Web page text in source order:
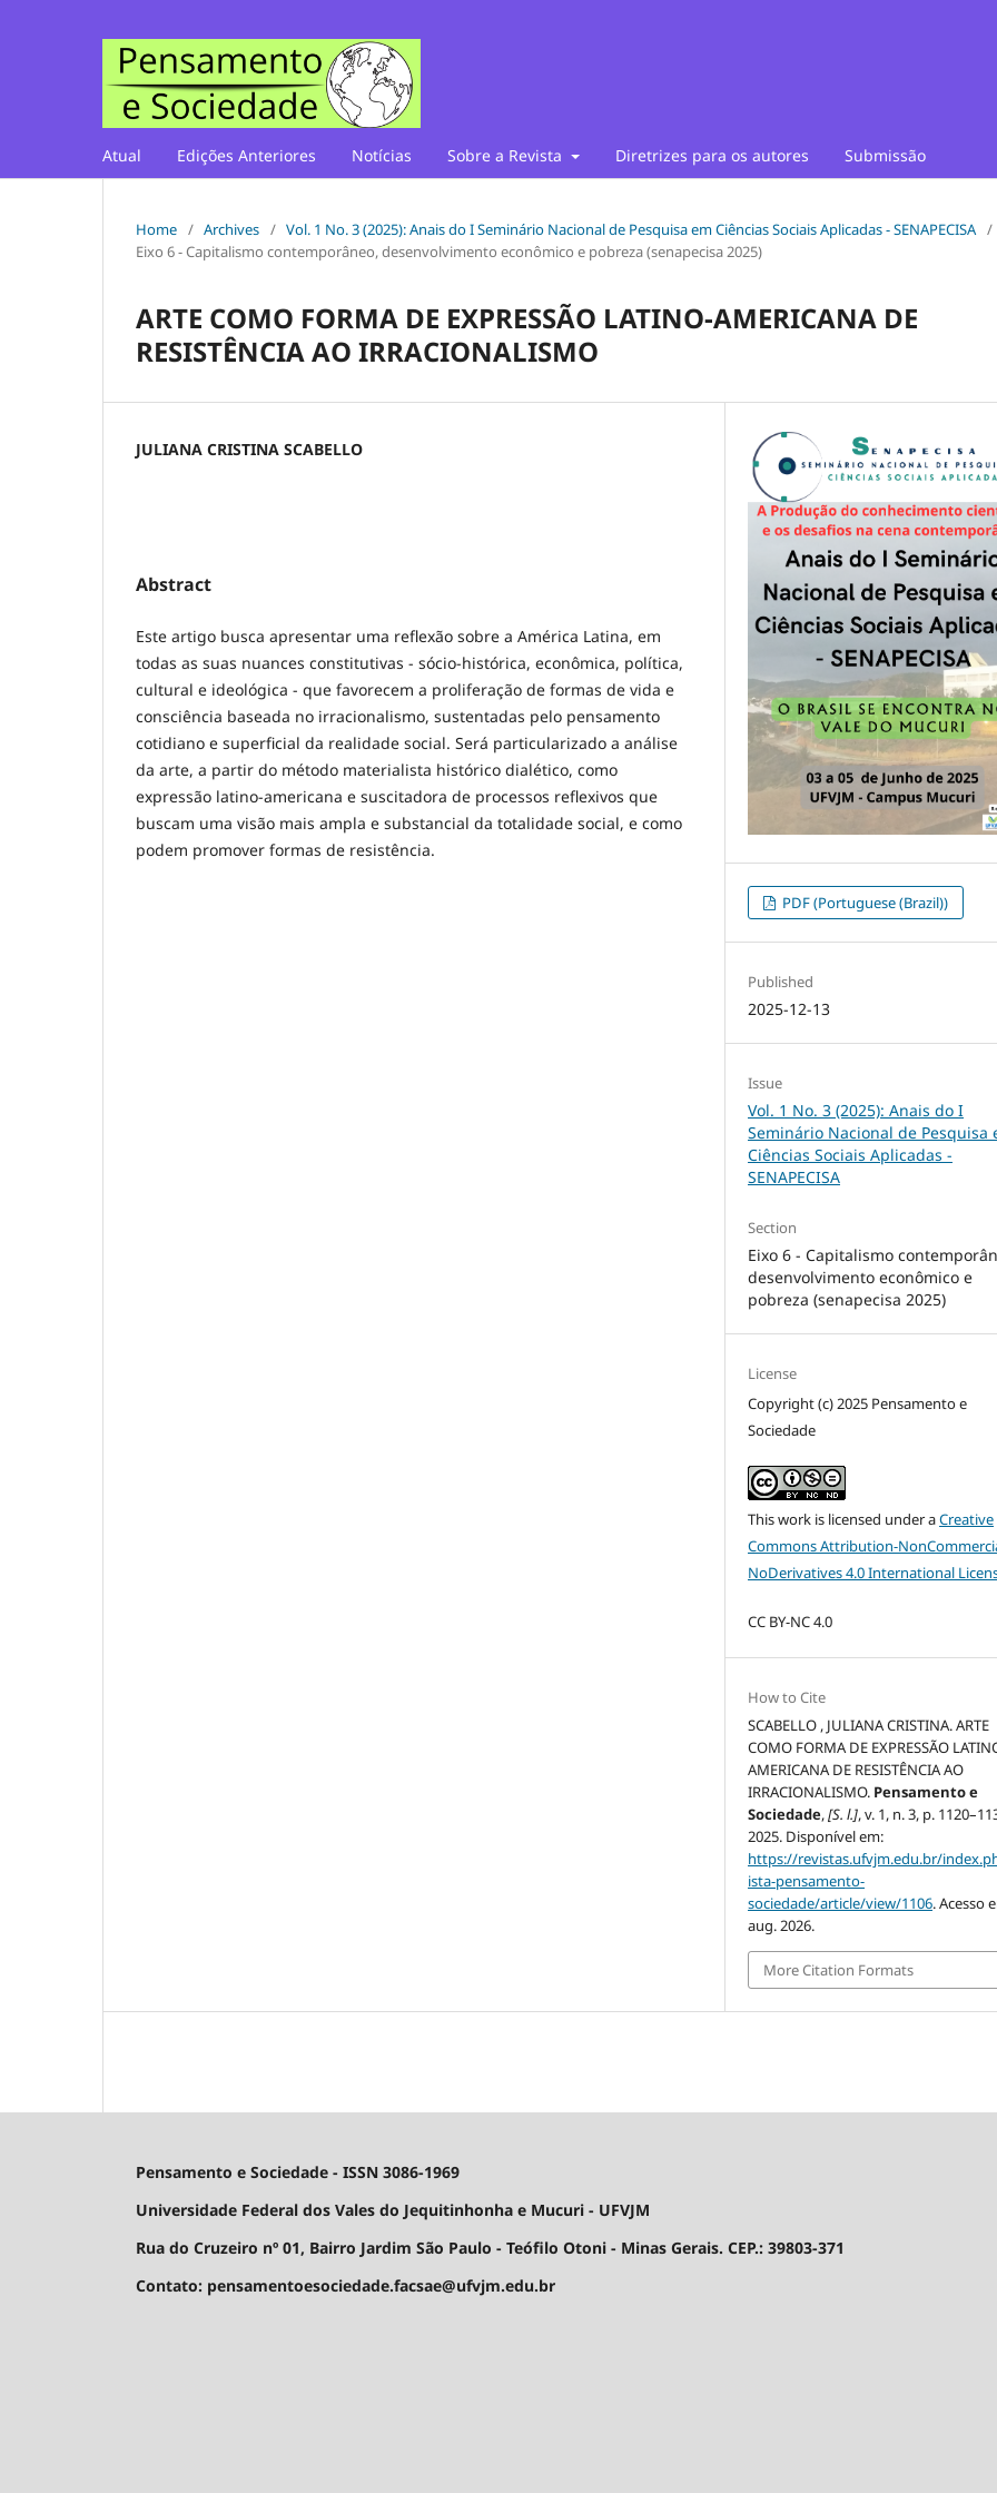
Atual Edições Anteriores Notícias Sobre a Revista Diretrizes para os autores Submissão
Home / Archives / Vol. 1 No. 3 (2025): Anais do I Seminário Nacional de Pesquisa em Ciências Sociais Aplicadas - SENAPECISA /
Eixo 6 - Capitalismo contemporâneo, desenvolvimento econômico e pobreza (senapecisa 2025)
ARTE COMO FORMA DE EXPRESSÃO LATINO-AMERICANA DE
RESISTÊNCIA AO IRRACIONALISMO
JULIANA CRISTINA SCABELLO
Abstract
Este artigo busca apresentar uma reflexão sobre a América Latina, em
todas as suas nuances constitutivas - sócio-histórica, econômica, política,
cultural e ideológica - que favorecem a proliferação de formas de vida e
consciência baseada no irracionalismo, sustentadas pelo pensamento
cotidiano e superficial da realidade social. Será particularizado a análise
da arte, a partir do método materialista histórico dialético, como
expressão latino-americana e suscitadora de processos reflexivos que
buscam uma visão mais ampla e substancial da totalidade social, e como
podem promover formas de resistência.
PDF (Portuguese (Brazil))
Published
2025-12-13
Issue
Vol. 1 No. 3 (2025): Anais do I
Seminário Nacional de Pesquisa
Ciências Sociais Aplicadas -
SENAPECISA
Section
Eixo 6 - Capitalismo
desenvolvimento econômico e
pobreza (senapecisa 2025)
License
Copyright (c) 2025 Pensamento e
Sociedade
This work is licensed under aCreative
Commons Attribution-
NoDerivatives 4.0 International
CC BY-NC 4.0
How to Cite
SCABELLO , JULIANA CRISTINA. ARTE
COMO FORMA DE EXPRESSÃO
AMERICANA DE RESISTÊNCIA AO
IRRACIONALISMO. Pensamento e
Sociedade,[S. l.], v. 1, n. 3, p.
2025. Disponível em:
https://revistas.ufvjm.edu.br/
ista-pensamento-
sociedade/article/view/1106. Acesso
aug. 2026.
More Citation Formats
Pensamento e Sociedade - ISSN 3086-1969
Universidade Federal dos Vales do Jequitinhonha e Mucuri - UFVJM
Rua do Cruzeiro nº 01, Bairro Jardim São Paulo - Teófilo Otoni - Minas Gerais. CEP.: 39803-371
Contato: pensamentoesociedade.facsae@ufvjm.edu.br